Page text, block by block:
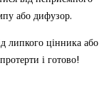
або дифузор.
липкого цінника або
і готово!